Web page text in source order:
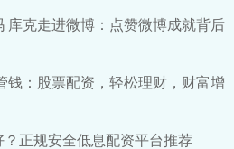
库克走进微博：点赞微博成就背后
钱：股票配资，轻松理财，财富增
正规安全低息配资平台推荐